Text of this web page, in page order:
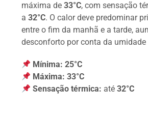
máxima de33°C, com sensação
a32°C. O calor deve predominar
entre o fim da manhã e a tarde,
desconforto por conta da umidade
Mínima: 25°C
Máxima: 33°C
Sensação térmica: até32°C